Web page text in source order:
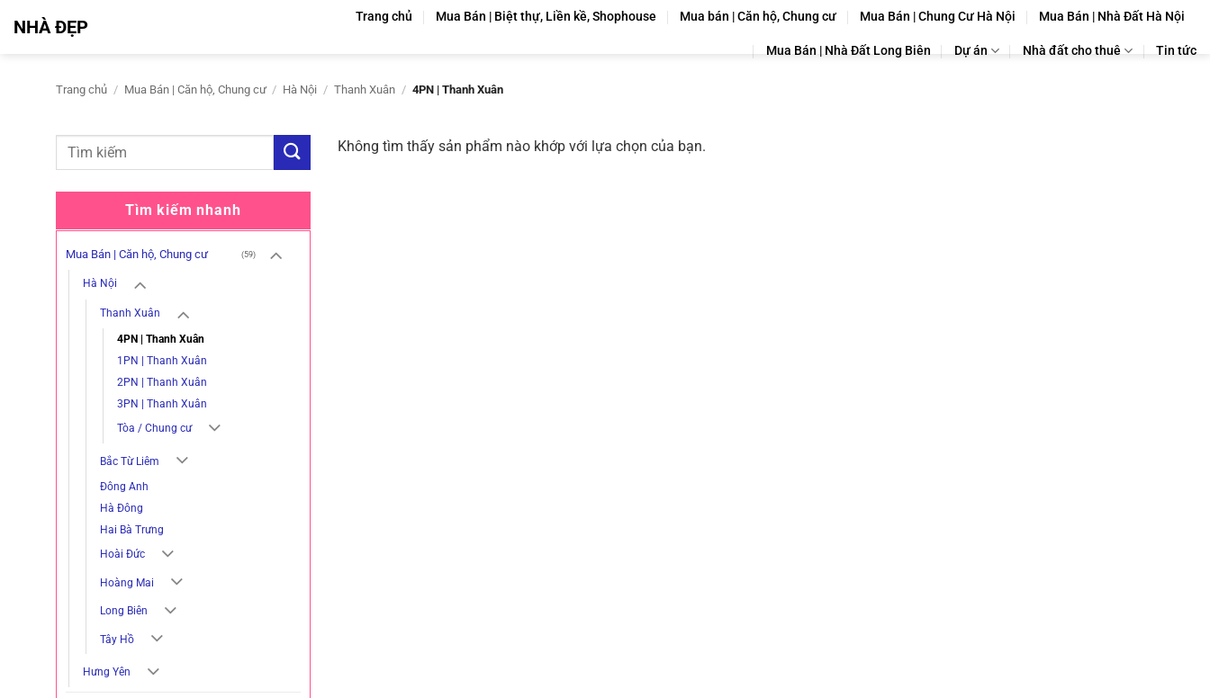
quaNHÀ ĐẸP Trang chủ Mua Bán | Biệt thự, Liền kề, Shophouse Mua bán | Căn hộ, Chung cư Mua Bán | Chung Cư Hà Nội Mua Bán | Nhà Đất Hà Nội
Mua Bán | Nhà Đất Long Biên Dự án Nhà đất cho thuê Tin tức
Trang chủ / Mua Bán | Căn hộ, Chung cư / Hà Nội / Thanh Xuân / 4PN | Thanh Xuân
Tìm kiếm nhanh
Mua Bán | Căn hộ, Chung cư (59)
Hà Nội
Thanh Xuân
4PN | Thanh Xuân
1PN | Thanh Xuân
2PN | Thanh Xuân
3PN | Thanh Xuân
Tòa / Chung cư
Bắc Từ Liêm
Đông Anh
Hà Đông
Hai Bà Trưng
Hoài Đức
Hoàng Mai
Long Biên
Tây Hồ
Hưng Yên
Không tìm thấy sản phẩm nào khớp với lựa chọn của bạn.